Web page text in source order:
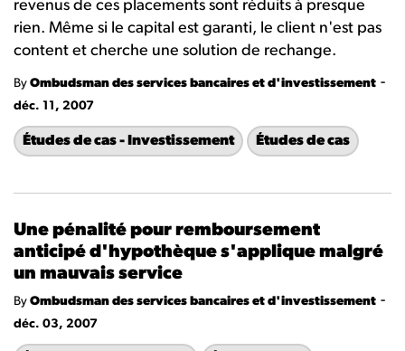
revenus de ces placements sont réduits à presque
rien. Même si le capital est garanti, le client n'est pas
content et cherche une solution de rechange.
By Ombudsman des services bancaires et d'investissement -
déc. 11, 2007
Études de cas - Investissement Études de cas
Une pénalité pour remboursement
anticipé d'hypothèque s'applique malgré
un mauvais service
By Ombudsman des services bancaires et d'investissement -
déc. 03, 2007